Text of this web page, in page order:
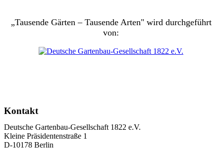
„Tausende Gärten – Tausende Arten" wird durchgeführt
von:
Kontakt
Deutsche Gartenbau-Gesellschaft 1822 e.V.
Kleine Präsidentenstraße 1
D-10178 Berlin